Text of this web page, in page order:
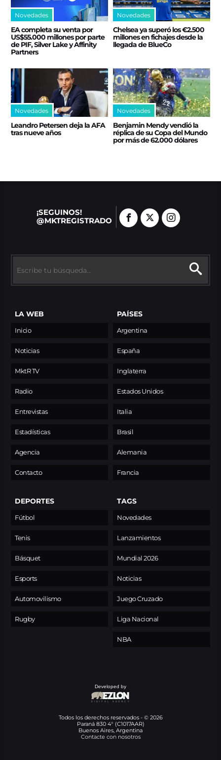
Novedades
EA completa su venta por
US$55.000 millones por parte
de PIF, Silver Lake y Affinity
Partners
Novedades
Chelsea ya superó los €2.500
millones en fichajes desde la
llegada de BlueCo
Novedades
Leandro Petersen deja la AFA
tras nueve años
Novedades
Benjamin Mendy vendió la
réplica de su Copa del Mundo
por más de 62.000 dólares
¡SEGUINOS!
@MKTREGISTRADO
LA WEB
Inicio
Noticias
MktR TV
Radio
Entrevistas
Estadísticas
Agencia
Contacto
PAÍSES
Argentina
España
Inglaterra
Estados Unidos
Italia
Brasil
Alemania
Francia
DEPORTES
Fútbol
Tenis
Básquet
Esports
Automovilismo
Rugby
TAGS
Novedades
Lanzamientos
Mundial 2026
Noticias
Juego Cruzado
Liga Nacional
NBA
Developed by
Todos los derechos reservados - © 2026
Paraná 830 4° (C1017AAR)
Buenos Aires, Argentina
Contacte con nosotros